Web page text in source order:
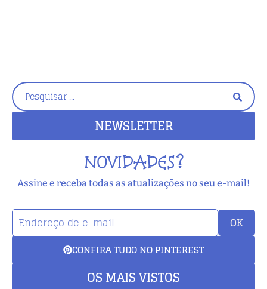
NEWSLETTER
NOVIDADES?
Assine e receba todas as atualizações no seu e-mail!
OK
CONFIRA TUDO NO PINTEREST
OS MAIS VISTOS